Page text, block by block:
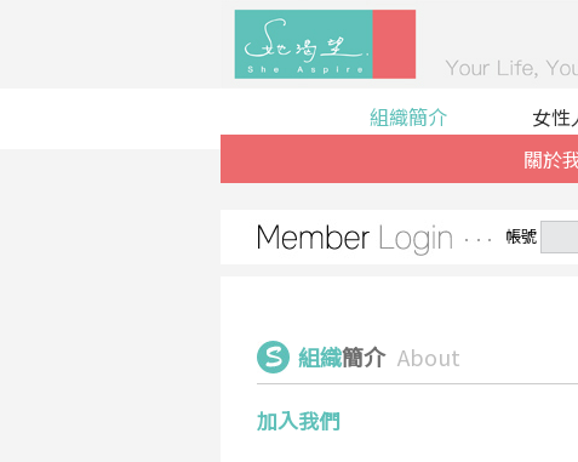
組織簡介
關於
女性
帳號
組織簡介 About
加入我們